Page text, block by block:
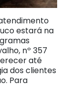
estará na
nº 357
até
dos clientes
Para